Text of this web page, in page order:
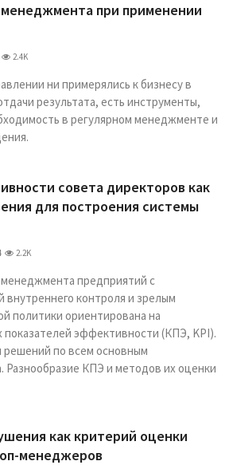
при применении
2.4K
ни примерялись к бизнесу в
результата, есть инструменты,
в регулярном менеджменте и
совета директоров как
для построения системы
2.2K
менеджмента предприятий с
внутреннего контроля и зрелым
политики ориентирована на
эффективности (КПЭ, KPI).
решений по всем основным
Разнообразие КПЭ и методов их оценки
как критерий оценки
менеджеров